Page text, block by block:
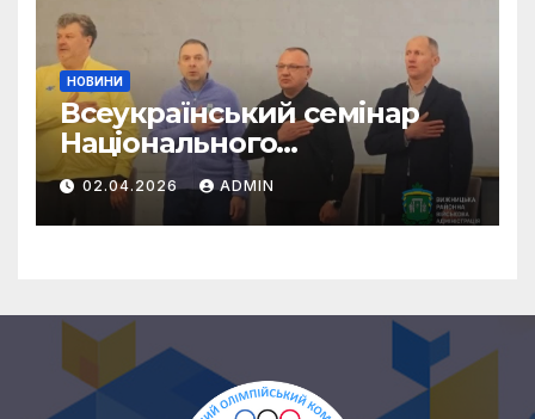
НОВИНИ
Всеукраїнський семінар
Національного
олімпійського комітету
02.04.2026 ADMIN